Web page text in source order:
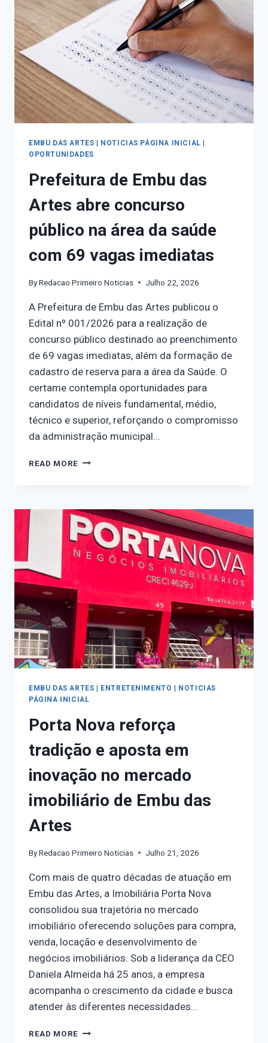
EMBU DAS ARTES NOTICIAS PÁGINA INICIAL
OPORTUNIDADES
Prefeitura de Embu das
Artes abre concurso
público na área da saúde
com 69 vagas imediatas
ByRedacao Primeiro Noticias Julho 22, 2026
A Prefeitura de Embu das Artes publicou o
Edital nº 001/2026 para a realização de
concurso público destinado ao preenchimento
de 69 vagas imediatas, além da formação de
cadastro de reserva para a área da Saúde. O
certame contempla oportunidades para
candidatos de níveis fundamental, médio,
técnico e superior, reforçando o compromisso
da administração municipal…
READ MORE
EMBU DAS ARTES ENTRETENIMENTO
NOTICIAS
PÁGINA INICIAL
Porta Nova reforça
tradição e aposta em
inovação no mercado
imobiliário de Embu das
Artes
ByRedacao Primeiro Noticias Julho 21, 2026
Com mais de quatro décadas de atuação em
Embu das Artes, a Imobiliária Porta Nova
consolidou sua trajetória no mercado
imobiliário oferecendo soluções para compra,
venda, locação e desenvolvimento de
negócios imobiliários. Sob a liderança da CEO
Daniela Almeida há 25 anos, a empresa
acompanha o crescimento da cidade e busca
atender às diferentes necessidades…
READ MORE